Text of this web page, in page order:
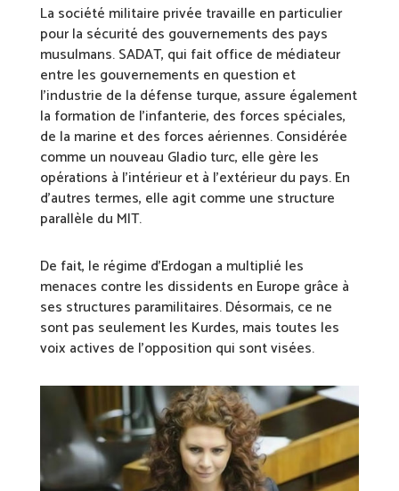
La société militaire privée travaille en particulier
pour la sécurité des gouvernements des pays
musulmans. SADAT, qui fait office de médiateur
entre les gouvernements en question et
l’industrie de la défense turque, assure également
la formation de l’infanterie, des forces spéciales,
de la marine et des forces aériennes. Considérée
comme un nouveau Gladio turc, elle gère les
opérations à l’intérieur et à l’extérieur du pays. En
d’autres termes, elle agit comme une structure
parallèle du MIT.
De fait, le régime d’Erdogan a multiplié les
menaces contre les dissidents en Europe grâce à
ses structures paramilitaires. Désormais, ce ne
sont pas seulement les Kurdes, mais toutes les
voix actives de l’opposition qui sont visées.